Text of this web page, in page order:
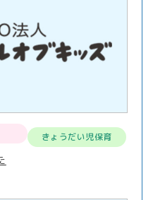
きょうだい児保育